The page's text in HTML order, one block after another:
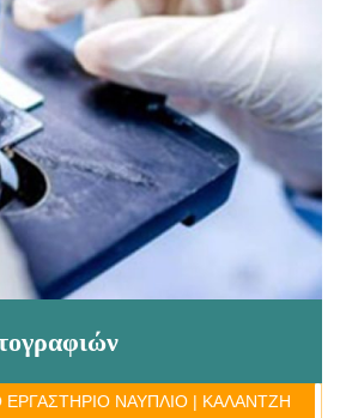
ΕΡΓΑΣΤΗΡΙΟ ΝΑΥΠΛΙΟ | ΚΑΛΑΝΤΖΗ